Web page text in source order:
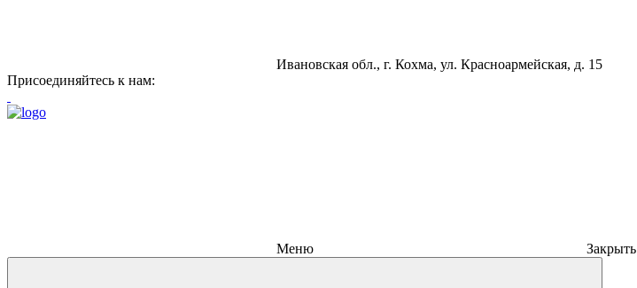
Ивановская обл., г. Кохма, ул. Красноармейская, д. 15
Присоединяйтесь к нам:
Меню Закрыть